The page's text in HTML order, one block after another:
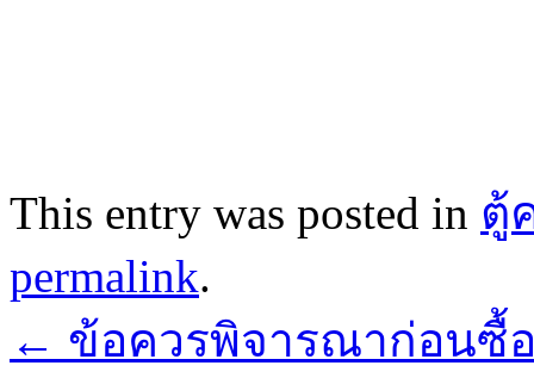
This entry was posted in ตู้
permalink.
← ข้อควรพิจารณาก่อนซื้